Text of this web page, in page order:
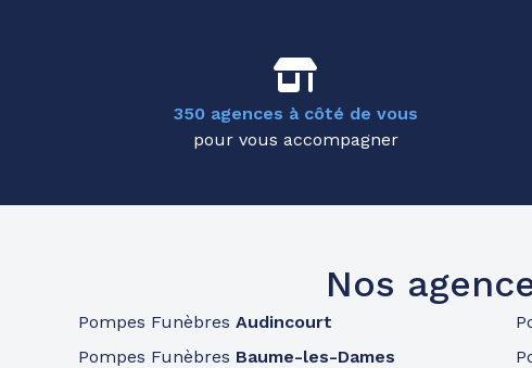
350 agences à côté de vous
pour vous accompagner
Nos
Pompes Funèbres Audincourt
Pompes Funèbres Baume-les-Dames